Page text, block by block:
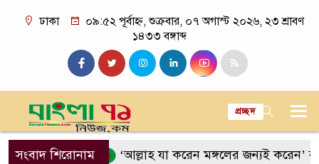
ঢাকা
০৯:৫২ পূর্বাহ্ন, শুক্রবার, ০৭ অগাস্ট ২০২৬, ২৩ শ্রাবণ
১৪৩৩ বঙ্গাব্দ
প্রচ্ছদ
সংবাদ শিরোনাম
সুন্নত ‘আল্লাহ যা করেন মঙ্গলের জন্যই করেন’ ব্যাখ্যা